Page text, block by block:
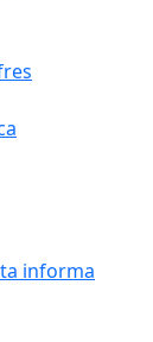
informa